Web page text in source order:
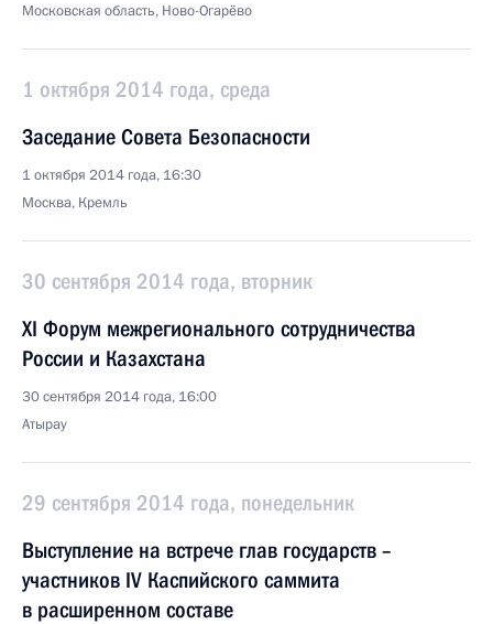
Московская область, Ново-Огарёво
1 октября 2014 года, среда
Заседание Совета Безопасности
1 октября 2014 года, 16:30
Москва, Кремль
30 сентября 2014 года, вторник
XI Форум межрегионального сотрудничества
России и Казахстана
30 сентября 2014 года, 16:00
Атырау
29 сентября 2014 года, понедельник
Выступление на встрече глав государств –
участников IV Каспийского саммита
в расширенном составе